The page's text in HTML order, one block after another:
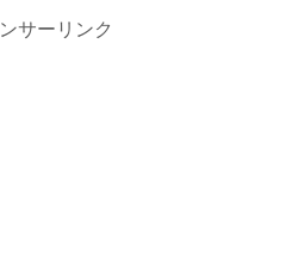
サーリンク